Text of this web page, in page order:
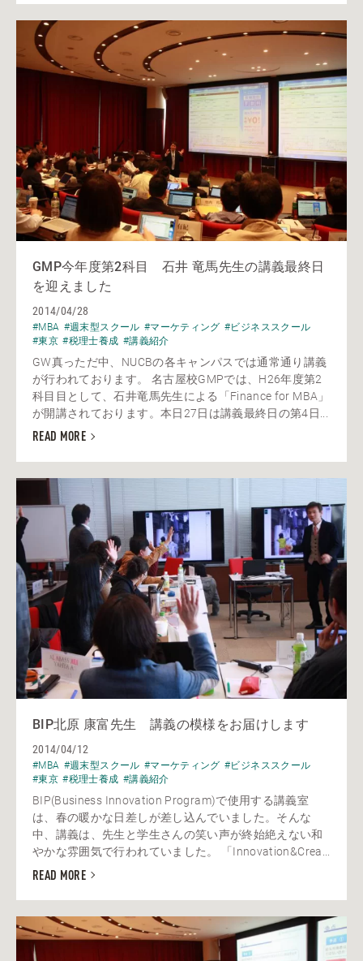
GMP今年度第2科目 石井 竜馬先生の講義最終日
を迎えました
2014/04/28
#MBA #週末型スクール #マーケティング #ビジネススクール
#東京 #税理士養成 #講義紹介
GW真っただ中、NUCBの各キャンパスでは通常通り講義
が行われております。 名古屋校GMPでは、H26年度第2
科目目として、石井竜馬先生による「Finance for MBA」
が開講されております。本日27日は講義最終日の第4日...
READ MORE
BIP北原 康富先生 講義の模様をお届けします
2014/04/12
#MBA #週末型スクール #マーケティング #ビジネススクール
#東京 #税理士養成 #講義紹介
BIP(Business Innovation Program)で使用する講義室
は、春の暖かな日差しが差し込んでいました。そんな
中、講義は、先生と学生さんの笑い声が終始絶えない和
やかな雰囲気で行われていました。 「Innovation&Crea...
READ MORE